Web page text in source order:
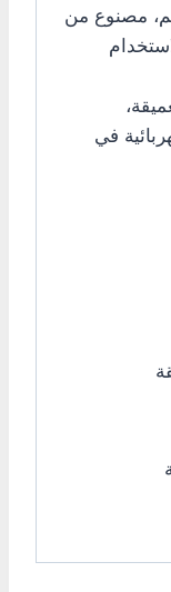
90 مم، مصنوع من
في